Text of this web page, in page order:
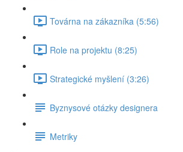
Továrna na zákazníka (5:56)
Role na projektu (8:25)
Strategické myšlení (3:26)
Byznysové otázky designera
Metriky